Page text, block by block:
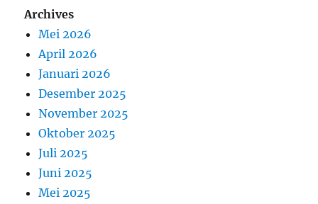
Archives
Mei 2026
April 2026
Januari 2026
Desember 2025
November 2025
Oktober 2025
Juli 2025
Juni 2025
Mei 2025